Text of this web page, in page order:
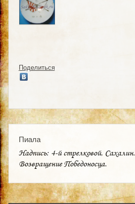
Поделиться
Пиала
Надпись: 4-й стрелковой, Сахалин.
ВозвращениеПобедоносца.